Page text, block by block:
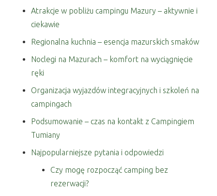
Atrakcje w pobliżu campingu Mazury – aktywnie i
ciekawie
Regionalna kuchnia – esencja mazurskich smaków
Noclegi na Mazurach – komfort na wyciągnięcie
ręki
Organizacja wyjazdów integracyjnych i szkoleń na
campingach
Podsumowanie – czas na kontakt z Campingiem
Tumiany
Najpopularniejsze pytania i odpowiedzi
Czy mogę rozpocząć camping bez
rezerwacji?